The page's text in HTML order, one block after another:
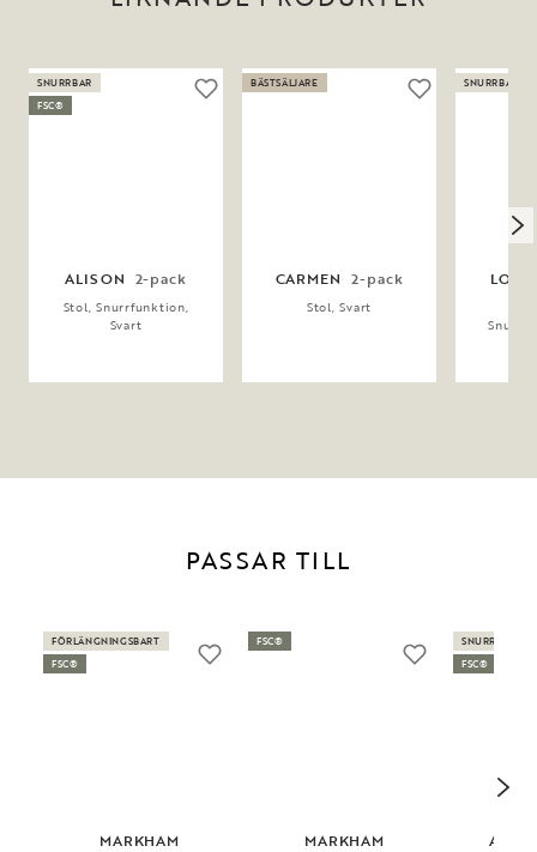
ALISON 2-pack
Stol, Snurrfunktion,
Svart
SNURRBAR
FSC®
CARMEN 2-pack
Stol, Svart
BÄSTSÄLJARE SNURRBAR
PASSAR TILL
MARKHAM
FÖRLÄNGNINGSBART
FSC®
MARKHAM
FSC®
SNURRBAR
FSC®